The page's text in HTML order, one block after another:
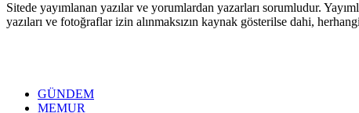
Sitede yayımlanan yazılar ve yorumlardan yazarları sorumludur.
yazıları ve fotoğraflar izin alınmaksızın kaynak gösterilse dahi,
GÜNDEM
MEMUR